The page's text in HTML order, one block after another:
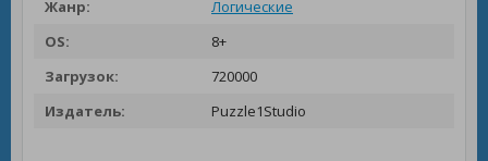
Жанр:
Логические
OS:
8+
Загрузок:
720000
Издатель:
Puzzle1Studio